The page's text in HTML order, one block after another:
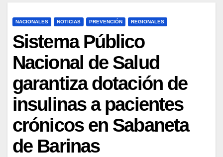
NACIONALES NOTICIAS PREVENCIÓN REGIONALES
Sistema Público
Nacional de Salud
garantiza dotación de
insulinas a pacientes
crónicos en Sabaneta
de Barinas